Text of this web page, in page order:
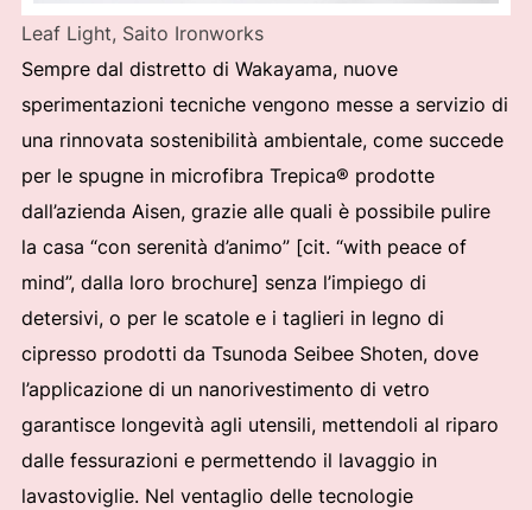
Leaf Light, Saito Ironworks
Sempre dal distretto di Wakayama, nuove
sperimentazioni tecniche vengono messe a servizio di
una rinnovata sostenibilità ambientale, come succede
per le spugne in microfibra Trepica® prodotte
dall’azienda Aisen, grazie alle quali è possibile pulire
la casa “con serenità d’animo” [cit. “with peace of
mind”, dalla loro brochure] senza l’impiego di
detersivi, o per le scatole e i taglieri in legno di
cipresso prodotti da Tsunoda Seibee Shoten, dove
l’applicazione di un nanorivestimento di vetro
garantisce longevità agli utensili, mettendoli al riparo
dalle fessurazioni e permettendo il lavaggio in
lavastoviglie. Nel ventaglio delle tecnologie